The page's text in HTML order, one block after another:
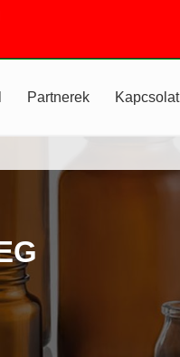
Partnerek Kapcsolat